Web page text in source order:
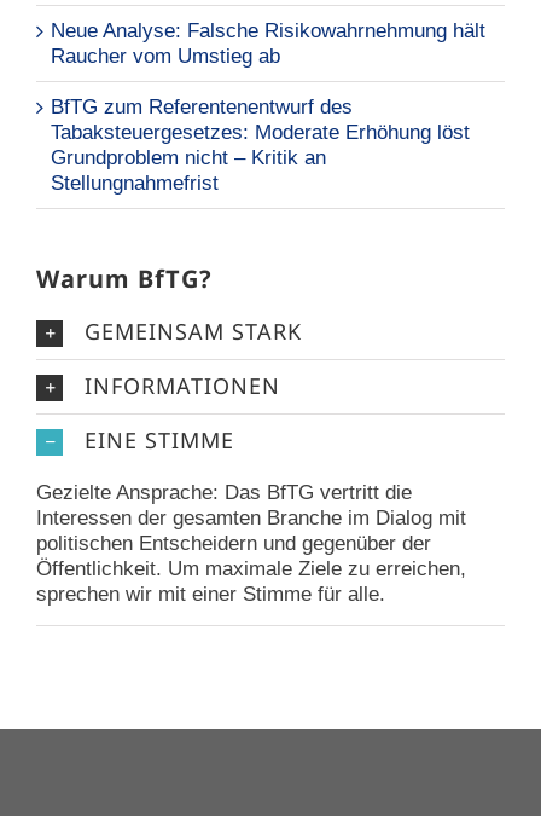
Neue Analyse: Falsche Risikowahrnehmung hält
Raucher vom Umstieg ab
BfTG zum Referentenentwurf des
Tabaksteuergesetzes: Moderate Erhöhung löst
Grundproblem nicht – Kritik an
Stellungnahmefrist
Warum BfTG?
GEMEINSAM STARK
INFORMATIONEN
EINE STIMME
Gezielte Ansprache: Das BfTG vertritt die
Interessen der gesamten Branche im Dialog mit
politischen Entscheidern und gegenüber der
Öffentlichkeit. Um maximale Ziele zu erreichen,
sprechen wir mit einer Stimme für alle.